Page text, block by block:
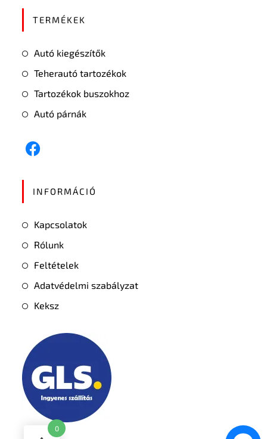
TERMÉKEK
Autó kiegészítők
Teherautó tartozékok
Tartozékok buszokhoz
Autó párnák
INFORMÁCIÓ
Kapcsolatok
Rólunk
Feltételek
Adatvédelmi szabályzat
Keksz
0